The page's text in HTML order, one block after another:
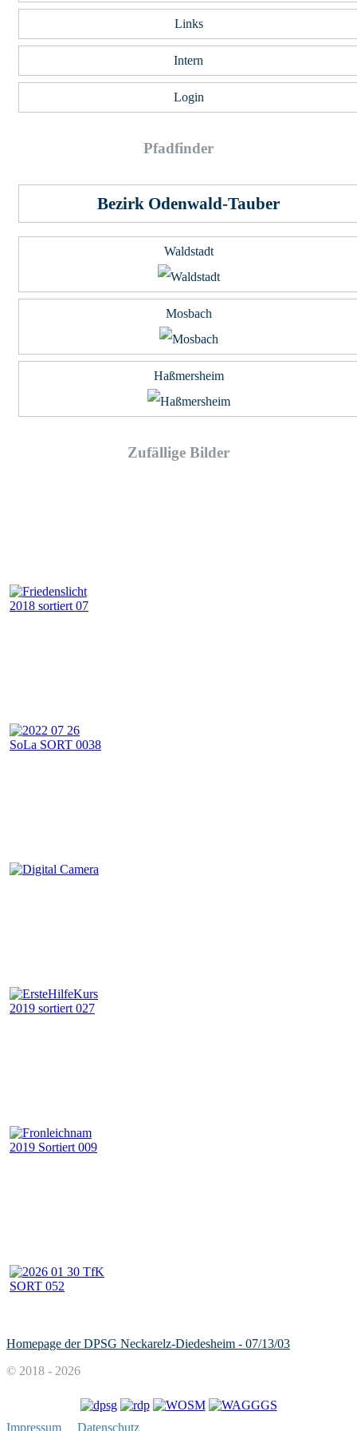
Kel­ler völ­lig durchtrocknen.
Ach­tung, die Spä­ne fan­gen ger­ne das Schim­meln an, wenn
sie nicht ordent­lich getrock­net wur­den.
Mit Sand funk­tio­niert das übri­gens auch.
Links
Intern
Login
Pfad­fin­der
Bezirk Odenwald-Tauber
Waldstadt
Mosbach
Haßmersheim
Zufällige Bilder
Homepage der DPSG Neckarelz-Diedesheim - 07/13/03
© 2018 - 2026
Impressum Datenschutz